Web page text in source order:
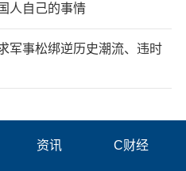
人自己的事情
军事松绑逆历史潮流、违时
资讯 C财经